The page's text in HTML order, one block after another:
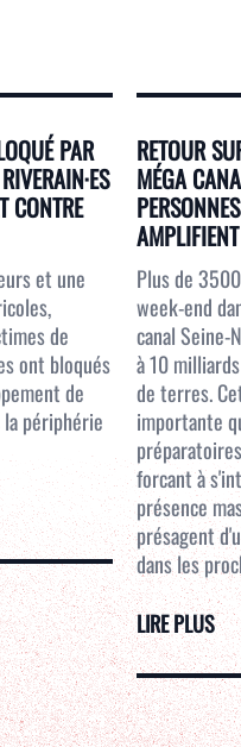
PAR
CONTRE
et une
de
ont bloqués
de
la périphérie
RETOUR
MÉGA
Plus de
week-end
canal Seine-
à 10
de terres.
importante
forcant à
présence
présagent
dans les
LIRE PLUS